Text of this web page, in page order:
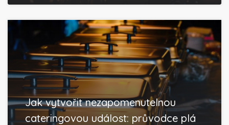
Jak vytvořit nezapomenutelnou
cateringovou událost: průvodce plá